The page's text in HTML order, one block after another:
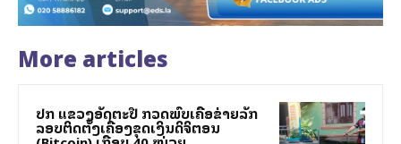
More articles
ປກສ ແຂວງອັດຕະປື ກວດພົບເຄືອຂ່າຍລັກ
ລອບຕິດຕັ້ງເຄື່ອງຂຸດເງິນດິຈິຕອນ